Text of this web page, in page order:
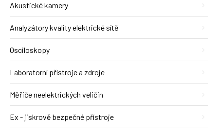
Akustické kamery
Analyzátory kvality elektrické sítě
Osciloskopy
Laboratorní přístroje a zdroje
Měřiče neelektrických veličin
Ex - jiskrově bezpečné přístroje